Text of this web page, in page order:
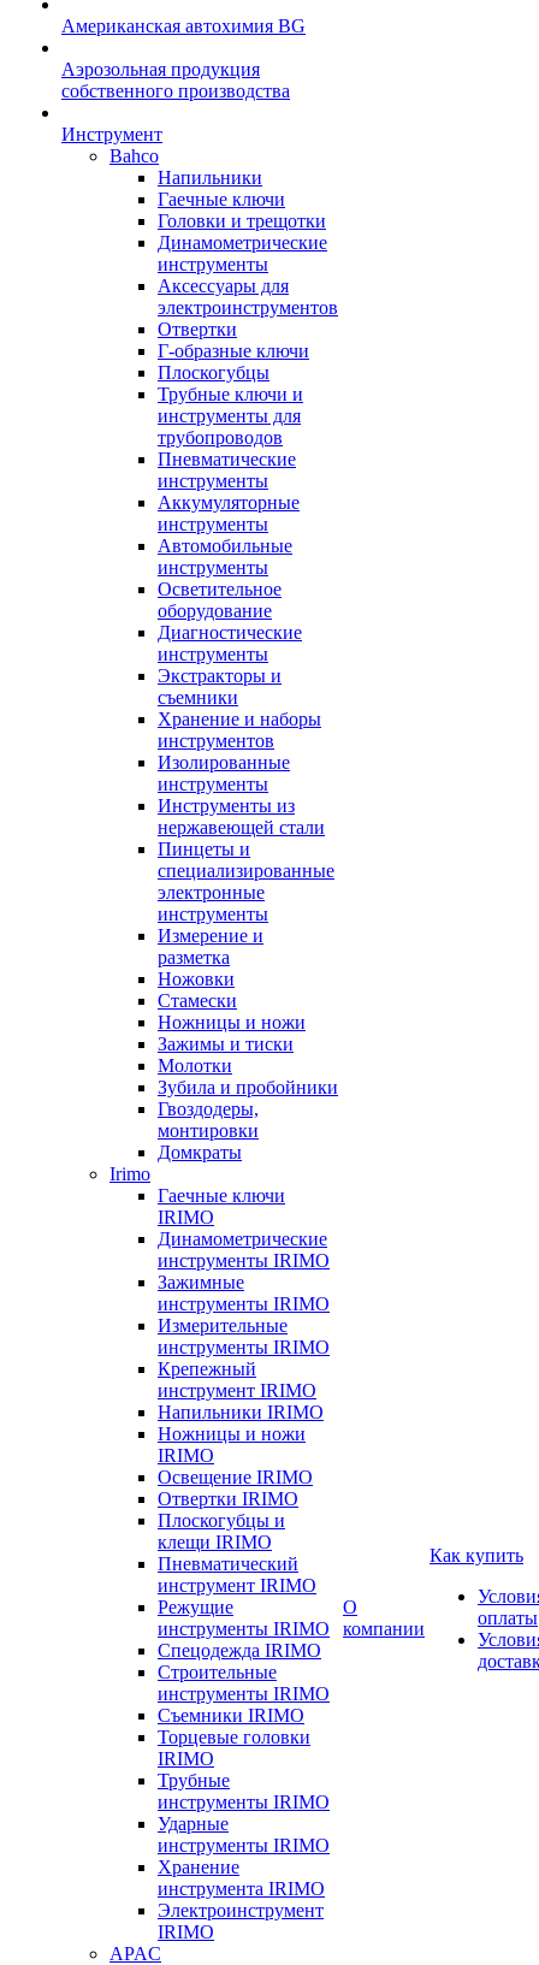
Американская автохимия BG
Аэрозольная продукция
собственного производства
Инструмент
Bahco
Напильники
Гаечные ключи
Головки и трещотки
Динамометрические
инструменты
Аксессуары для
электроинструментов
Отвертки
Г-образные ключи
Плоскогубцы
Трубные ключи и
инструменты для
трубопроводов
Пневматические
инструменты
Аккумуляторные
инструменты
Автомобильные
инструменты
Осветительное
оборудование
Диагностические
инструменты
Экстракторы и
съемники
Хранение и наборы
инструментов
Изолированные
инструменты
Инструменты из
нержавеющей стали
Пинцеты и
специализированные
электронные
инструменты
Измерение и
разметка
Ножовки
Стамески
Ножницы и ножи
Зажимы и тиски
Молотки
Зубила и пробойники
Гвоздодеры,
монтировки
Домкраты
Irimo
Гаечные ключи
IRIMO
Динамометрические
инструменты IRIMO
Зажимные
инструменты IRIMO
Измерительные
инструменты IRIMO
Крепежный
инструмент IRIMO
Напильники IRIMO
Ножницы и ножи
IRIMO
Освещение IRIMO
Отвертки IRIMO
Плоскогубцы и
клещи IRIMO
Пневматический
инструмент IRIMO
Режущие
инструменты IRIMO
Спецодежда IRIMO
Строительные
инструменты IRIMO
Съемники IRIMO
Торцевые головки
IRIMO
Трубные
инструменты IRIMO
Ударные
инструменты IRIMO
Хранение
инструмента IRIMO
Электроинструмент
IRIMO
APAC
О
компании
Как купить
оплаты